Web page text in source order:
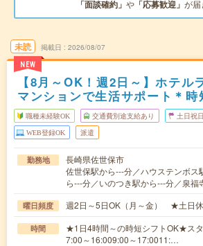
「面談確約」 や 「応募歓迎」 が届
未読
NEW
掲載日 2026/08/07
【8月～OK！週2日～】ホテル
マンションで生活サポート＊時
職種未経験OK 交通費別途支給あり 土日祝
WEB登録OK 派遣
勤務地
長崎県佐世保市
佐世保駅から---分／ハウステンボス
ら---分／いのつき駅から---分／泉福
曜日頻度 週2日～5日OK（月～金） ★土日
時間
★1日4時間～の時短シフトOK★スタ
7:00～16:009:00～17:0011:…